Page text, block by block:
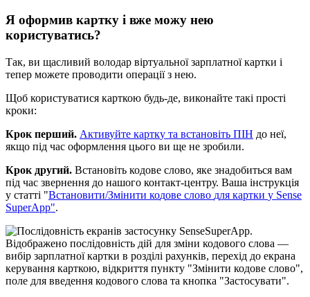
Я оформив картку і вже можу нею
користуватись?
Так, ви щасливий володар віртуальної зарплатної картки і
тепер можете проводити операції з нею.
Щоб користуватися карткою будь-де, виконайте такі прості
кроки:
Крок перший. Активуйте картку та встановіть ПІН до неї,
якщо під час оформлення цього ви ще не зробили.
Крок другий. Встановіть кодове слово, яке знадобиться вам
під час звернення до нашого контакт-центру. Ваша інструкція
у статті "Встановити/Змінити кодове слово для картки у Sense
SuperApp".